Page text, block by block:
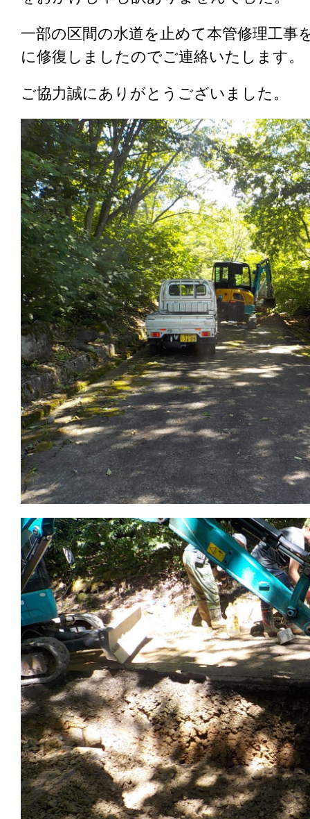
一部の区間の水道を止めて本管修理工事
に修復しましたのでご連絡いたします。
ご協力誠にありがとうございました。